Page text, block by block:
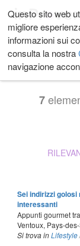
ai
contenuti.
|
Salta
alla
navigazione
Questo sito web
migliore
informazioni sui
consulta la nostra
navigazione
7
Sei indirizzi golosi
interessanti
Appunti gourmet
Ventoux, Pays-
Si trova in Lifestyle